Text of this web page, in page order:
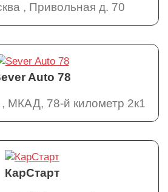
, Привольная д. 70
Auto 78
МКАД, 78-й километр 2к1
КарСтарт